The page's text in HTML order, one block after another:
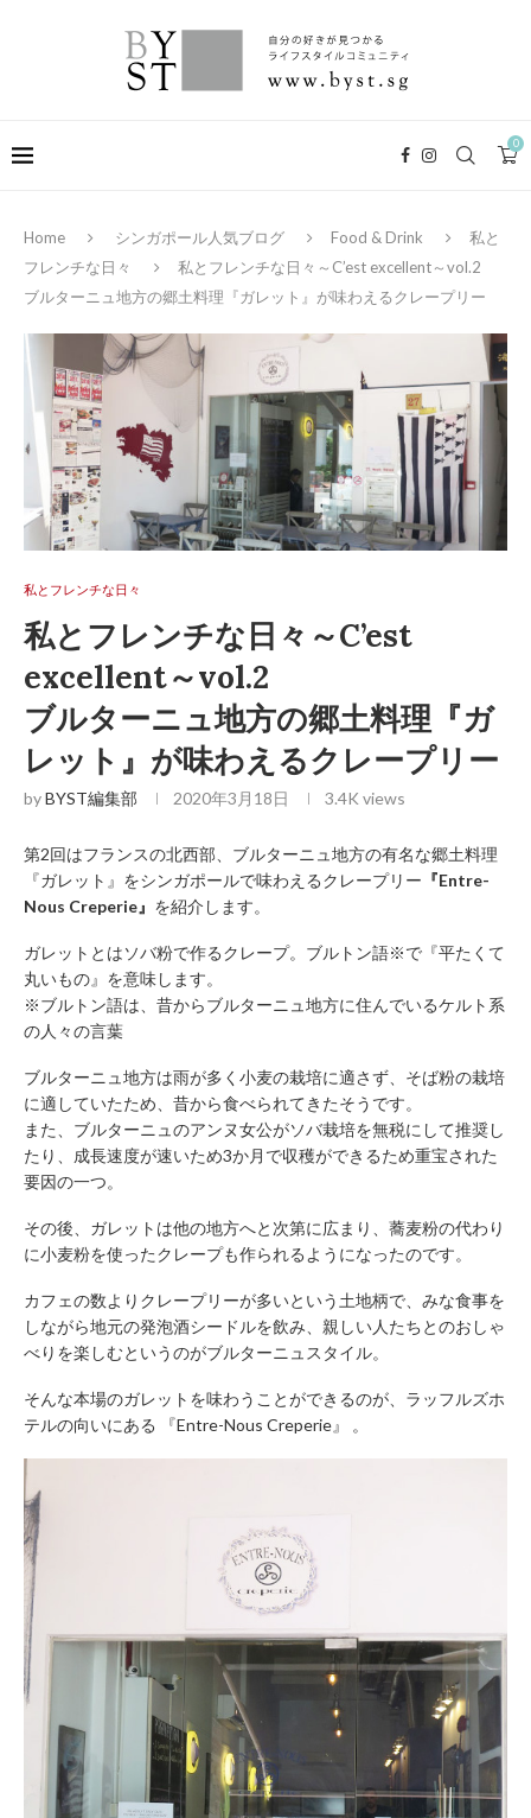
0
Home シンガポール人気ブログ Food & Drink
私と
フレンチな日々
私とフレンチな日々～C’est excellent～vol.2
ブルターニュ地方の郷土料理『ガレット』が味わえるクレープリー
私とフレンチな日々
私とフレンチな日々～C’est
excellent～vol.2
ブルターニュ地方の郷土料理『ガ
レット』が味わえるクレープリー
byBYST編集部 2020年3月18日 3.4K views
第2回はフランスの北西部、ブルターニュ地方の有名な郷土料理
『ガレット』をシンガポールで味わえるクレープリー 『Entre-
Nous Creperie』 を紹介します。
ガレットとはソバ粉で作るクレープ。ブルトン語※で『平たくて
丸いもの』を意味します。
※ブルトン語は、昔からブルターニュ地方に住んでいるケルト系
の人々の言葉
ブルターニュ地方は雨が多く小麦の栽培に適さず、そば粉の栽培
に適していたため、昔から食べられてきたそうです。
また、ブルターニュのアンヌ女公がソバ栽培を無税にして推奨し
たり、成長速度が速いため3か月で収穫ができるため重宝された
要因の一つ。
その後、ガレットは他の地方へと次第に広まり、蕎麦粉の代わり
に小麦粉を使ったクレープも作られるようになったのです。
カフェの数よりクレープリーが多いという土地柄で、みな食事を
しながら地元の発泡酒シードルを飲み、親しい人たちとのおしゃ
べりを楽しむというのがブルターニュスタイル。
そんな本場のガレットを味わうことができるのが、ラッフルズホ
テルの向いにある 『Entre-Nous Creperie』 。